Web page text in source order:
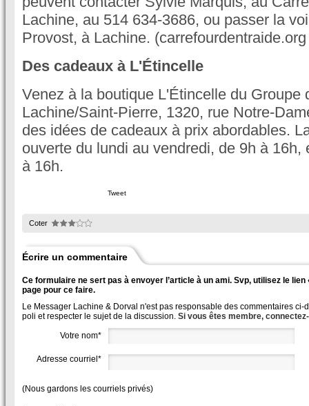
Lachine, au 514 634-3686, ou passer la
Provost, à Lachine.
Des cadeaux à L'Étincelle
Venez à la boutique L'Étincelle du Groupe
Lachine/Saint-Pierre, 1320, rue Notre-
des idées de cadeaux à prix abordables.
ouverte du lundi au vendredi, de 9h à 16h,
à 16h.
Tweet
Coter
Écrire un commentaire
Ce formulaire ne sert pas à envoyer l’article à un ami. Svp, utilisez le
page pour ce faire.
Le Messager Lachine & Dorval n'est pas responsable des commentaires ci-
poli et respecter le sujet de la discussion. Si vous êtes membre,
Votre nom*
Adresse courriel*
(Nous gardons les courriels privés)